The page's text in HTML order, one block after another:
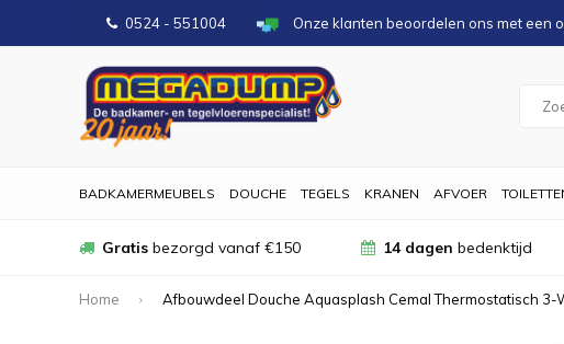
0524 - 551004 Onze klanten beoordelen ons met een
BADKAMERMEUBELS DOUCHE TEGELS KRANEN AFVOER
Gratis bezorgd vanaf €150 14 dagen bedenktijd
Home Afbouwdeel Douche Aquasplash Cemal Thermostatisch 3-